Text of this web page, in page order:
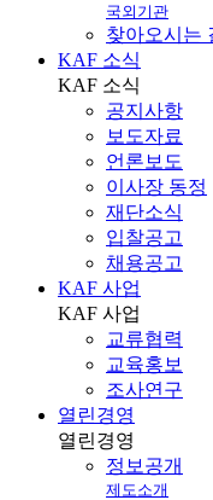
국외기관
찾아오시는
KAF 소식
KAF 소식
공지사항
보도자료
언론보도
이사장 동정
재단소식
입찰공고
채용공고
KAF 사업
KAF 사업
교류협력
교육홍보
조사연구
열린경영
열린경영
정보공개
제도소개